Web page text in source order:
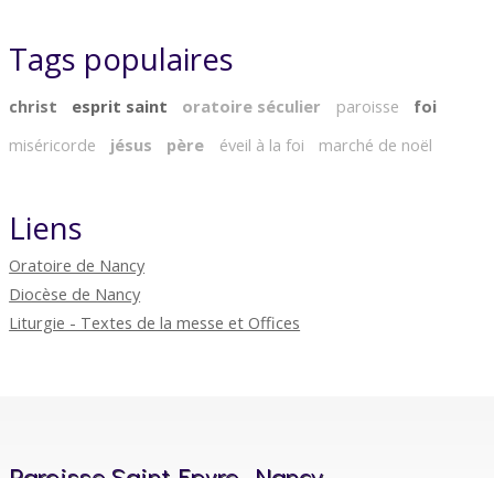
Tags populaires
christ esprit saint oratoire séculier paroisse
foi
miséricorde
jésus père éveil à la foi marché de noël
Liens
Oratoire de Nancy
Diocèse de Nancy
Liturgie - Textes de la messe et Offices